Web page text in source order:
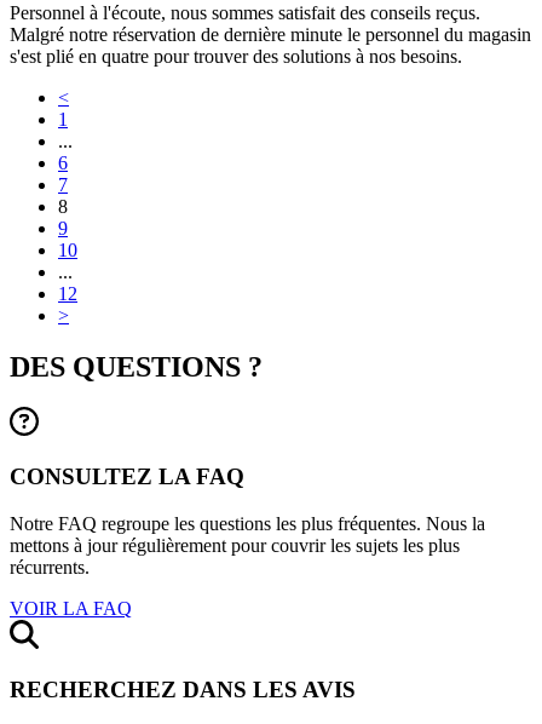
Personnel à l'écoute, nous sommes satisfait des conseils reçus.
Malgré notre réservation de dernière minute le personnel du magasin
s'est plié en quatre pour trouver des solutions à nos besoins.
<
1
...
6
7
8
9
10
...
12
>
DES QUESTIONS ?
CONSULTEZ LA FAQ
Notre FAQ regroupe les questions les plus fréquentes. Nous la
mettons à jour régulièrement pour couvrir les sujets les plus
récurrents.
VOIR LA FAQ
RECHERCHEZ DANS LES AVIS